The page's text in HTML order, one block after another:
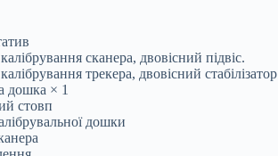
сканера, двовісний підвіс.
трекера, двовісний стабілізатор
дошка × 1
стовп
дошки